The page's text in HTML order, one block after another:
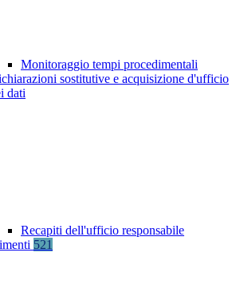
Monitoraggio tempi procedimentali
sostitutive e acquisizione d'ufficio
dati
Recapiti dell'ufficio responsabile
521